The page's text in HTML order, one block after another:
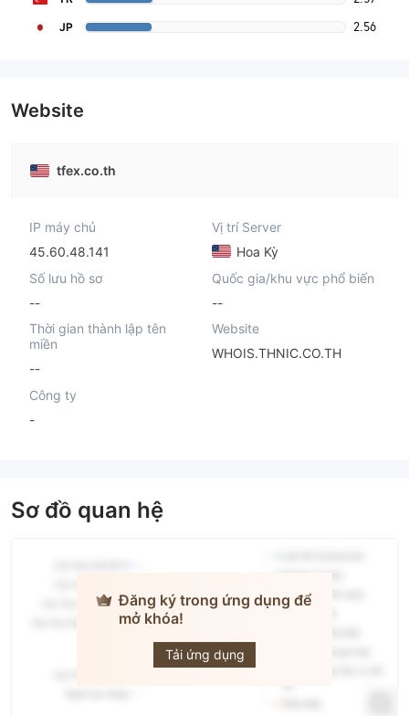
JP 2.56
Website
tfex.co.th
IP máy chủ
45.60.48.141
Vị trí Server
Hoa Kỳ
Số lưu hồ sơ
--
Quốc gia/khu vực phổ biến
--
Thời gian thành lập tên
miền
--
Website
WHOIS.THNIC.CO.TH
Công ty
-
Sơ đồ quan hệ
Đăng ký trong ứng dụng để
mở khóa!
Tải ứng dụng